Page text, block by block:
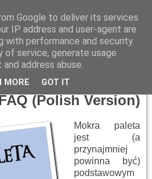
(Polish Version)
Mokra paleta
jest (a
przynajmniej
powinna być)
podstawowym
Google to deliver its services
IP address and user-agent are
with performance and security
service, generate usage
address abuse.
MORE GOT IT